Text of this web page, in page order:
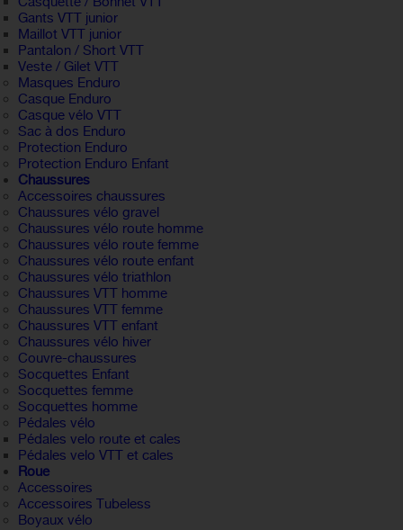
Gants VTT junior
Maillot VTT junior
Pantalon / Short VTT
Veste / Gilet VTT
Masques Enduro
Casque Enduro
Casque vélo VTT
Sac à dos Enduro
Protection Enduro
Protection Enduro Enfant
Chaussures
Accessoires chaussures
Chaussures vélo gravel
Chaussures vélo route homme
Chaussures vélo route femme
Chaussures vélo route enfant
Chaussures vélo triathlon
Chaussures VTT homme
Chaussures VTT femme
Chaussures VTT enfant
Chaussures vélo hiver
Couvre-chaussures
Socquettes Enfant
Socquettes femme
Socquettes homme
Pédales vélo
Pédales velo route et cales
Pédales velo VTT et cales
Roue
Accessoires
Accessoires Tubeless
Boyaux vélo